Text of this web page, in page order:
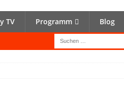
TV Programm Blog